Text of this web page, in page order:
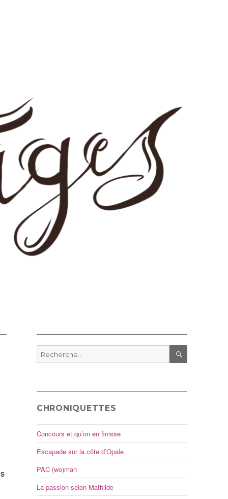
Recherche
pour
CHRONIQUETTES
Concours et qu’on en finisse
Escapade sur la côte d’Opale
PAC (wo)man
La passion selon Mathilde